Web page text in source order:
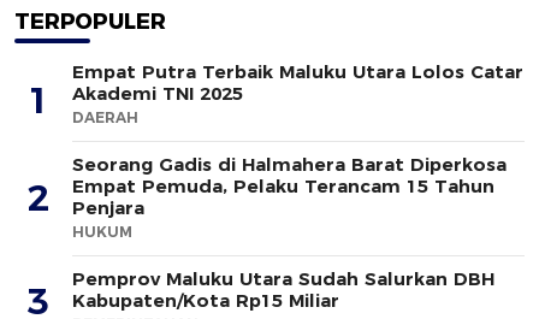
TERPOPULER
1
Empat Putra Terbaik Maluku Utara Lolos Catar
Akademi TNI 2025
DAERAH
2
Seorang Gadis di Halmahera Barat Diperkosa
Empat Pemuda, Pelaku Terancam 15 Tahun
Penjara
HUKUM
3
Pemprov Maluku Utara Sudah Salurkan DBH
Kabupaten/Kota Rp15 Miliar